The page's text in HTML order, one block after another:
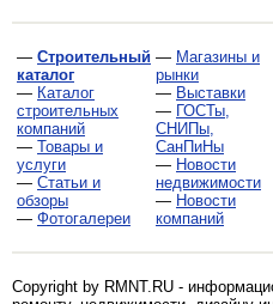
— Строительный
каталог
— Каталог
строительных
компаний
— Товары и
услуги
— Статьи и
обзоры
— Фотогалереи
— Магазины и
рынки
— Выставки
— ГОСТы,
СНИПы,
СанПиНы
— Новости
недвижимости
— Новости
компаний
Copyright by RMNT.RU -